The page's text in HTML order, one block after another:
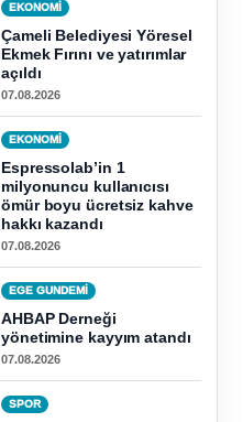
EKONOMI
Çameli Belediyesi Yöresel
Ekmek Fırını ve yatırımlar
açıldı
07.08.2026
EKONOMI
Espressolab’in 1
milyonuncu kullanıcısı
ömür boyu ücretsiz kahve
hakkı kazandı
07.08.2026
EGE GUNDEMİ
AHBAP Derneği
yönetimine kayyım atandı
07.08.2026
SPOR